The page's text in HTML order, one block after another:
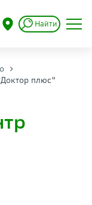
Найти
плюс"